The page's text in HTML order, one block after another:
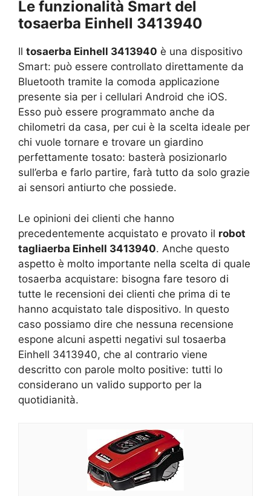
Le funzionalità Smart del
tosaerba Einhell 3413940
Il tosaerba Einhell 3413940 è una dispositivo
Smart: può essere controllato direttamente da
Bluetooth tramite la comoda applicazione
presente sia per i cellulari Android che iOS.
Esso può essere programmato anche da
chilometri da casa, per cui è la scelta ideale per
chi vuole tornare e trovare un giardino
perfettamente tosato: basterà posizionarlo
sull’erba e farlo partire, farà tutto da solo grazie
ai sensori antiurto che possiede.
Le opinioni dei clienti che hanno
precedentemente acquistato e provato il robot
tagliaerba Einhell 3413940. Anche questo
aspetto è molto importante nella scelta di quale
tosaerba acquistare: bisogna fare tesoro di
tutte le recensioni dei clienti che prima di te
hanno acquistato tale dispositivo. In questo
caso possiamo dire che nessuna recensione
espone alcuni aspetti negativi sul tosaerba
Einhell 3413940, che al contrario viene
descritto con parole molto positive: tutti lo
considerano un valido supporto per la
quotidianità.